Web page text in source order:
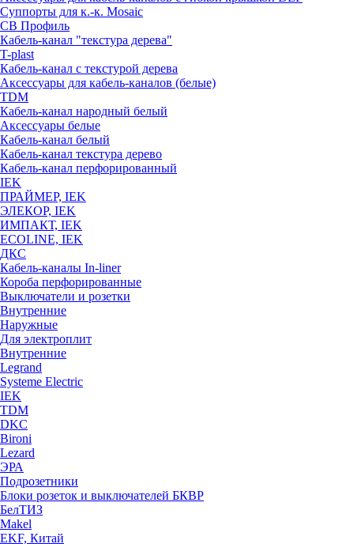
Суппорты для к.-к. Mosaic
СВ Профиль
Кабель-канал "текстура дерева"
T-plast
Кабель-канал с текстурой дерева
Аксессуары для кабель-каналов (белые)
TDM
Кабель-канал народный белый
Аксессуары белые
Кабель-канал белый
Кабель-канал текстура дерево
Кабель-канал перфорированный
IEK
ПРАЙМЕР, IEK
ЭЛЕКОР, IEK
ИМПАКТ, IEK
ECOLINE, IEK
ДКС
Кабель-каналы In-liner
Короба перфорированные
Выключатели и розетки
Внутренние
Наружные
Для электроплит
Внутренние
Legrand
Systeme Electric
IEK
TDM
DKC
Bironi
Lezard
ЭРА
Подрозетники
Блоки розеток и выключателей БКВР
БелТИЗ
Makel
EKF, Китай